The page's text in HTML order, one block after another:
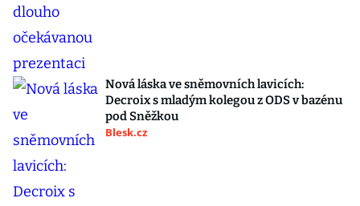
Nová láska ve sněmovních lavicích:
Decroix s mladým kolegou z ODS v bazénu
pod Sněžkou
Blesk.cz